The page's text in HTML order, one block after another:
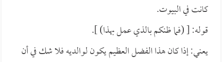
كانت في البيوت.
قوله: [ (فما ظنكم بالذي عمل بهذا) ].
يعني: إذا كان هذا الفضل العظيم يكون لوالديه فلا شك في أن